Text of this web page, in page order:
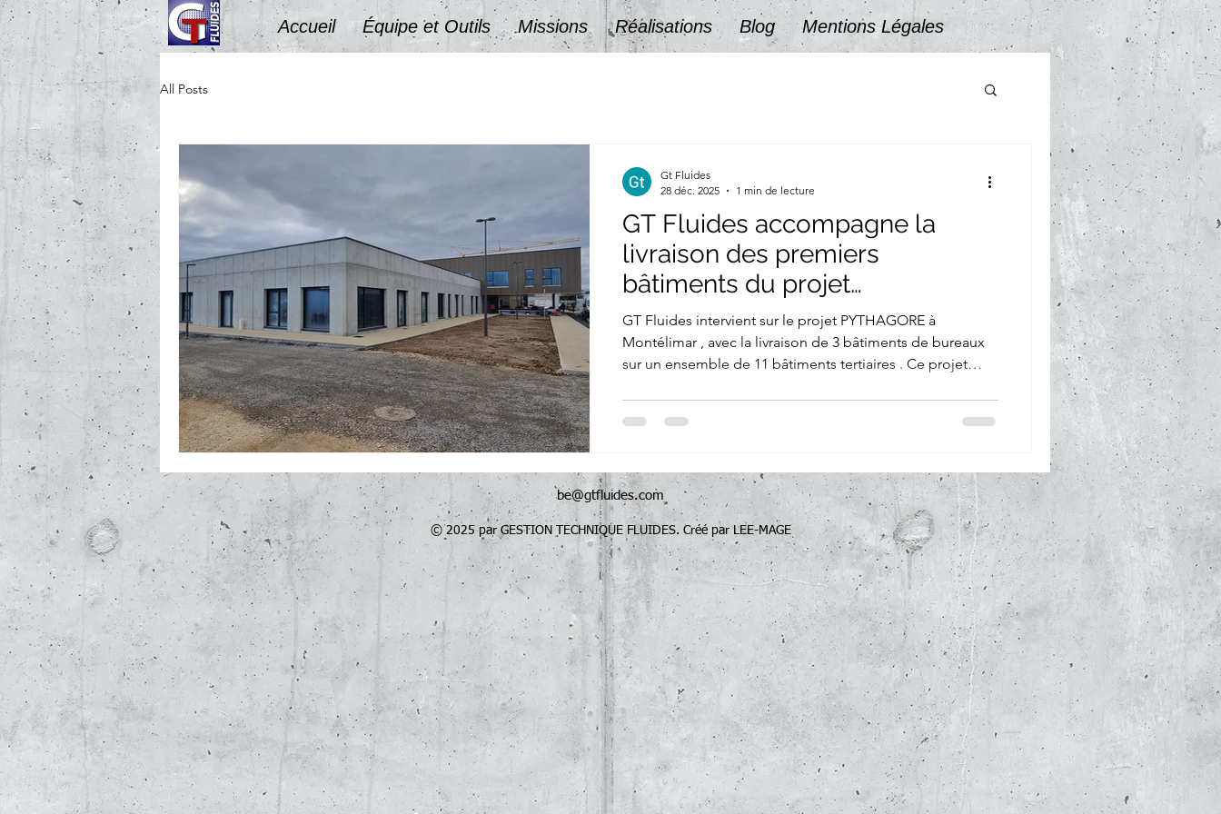
Accueil Équipe et Outils Missions Réalisations Blog Mentions Légales
All Posts
GT Fluides accompagne la
livraison des premiers
bâtiments du projet
PYTHAGORE à Montélimar
GT Fluides intervient sur le projet PYTHAGORE à
Montélimar , avec la livraison de 3 bâtiments de bureaux
sur un ensemble de 11 bâtiments tertiaires . Ce projet
conception jusqu’au suivi d’exécution. Une mission
Dans le cadre de cette opération, GT Fluides a assuré : la
réalisation des études thermiques RT2012 , les demand
Gt Fluides
28 déc. 2025
1 min de lecture
be@gtfluides.com
© 2025 par GESTION TECHNIQUE FLUIDES. Créé par LEE-MAGE